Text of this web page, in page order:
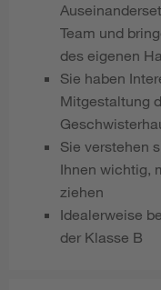
Team und
des eigenen
Sie haben
Mitgestaltung
Sie verstehen
Ihnen wichtig,
ziehen
Idealerweise
der Klasse B